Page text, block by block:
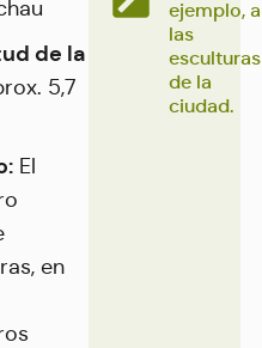
de la
5,7
El
en
ejemplo, a
las
esculturas
de la
ciudad.